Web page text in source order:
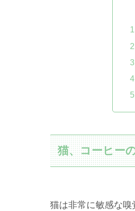
猫、コーヒー
猫は非常に敏感な嗅